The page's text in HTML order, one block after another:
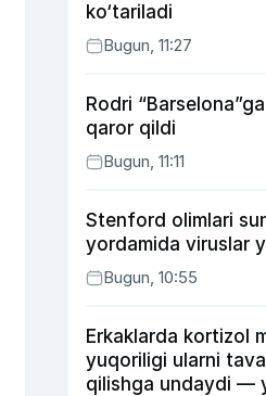
ko‘tariladi
Bugun, 11:27
Rodri
qaror qildi
Bugun, 11:11
Stenford olimlari
yordamida viruslar
Bugun, 10:55
Erkaklarda kortizol
yuqoriligi ularni
qilishga undaydi — yangi